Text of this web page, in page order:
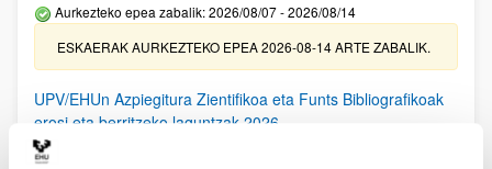
Aurkezteko epea zabalik: 2026/08/07 - 2026/08/14
ESKAERAK AURKEZTEKO EPEA 2026-08-14 ARTE ZABALIK.
UPV/EHUn Azpiegitura Zientifikoa eta Funts Bibliografikoak
erosi eta berritzeko laguntzak 2026